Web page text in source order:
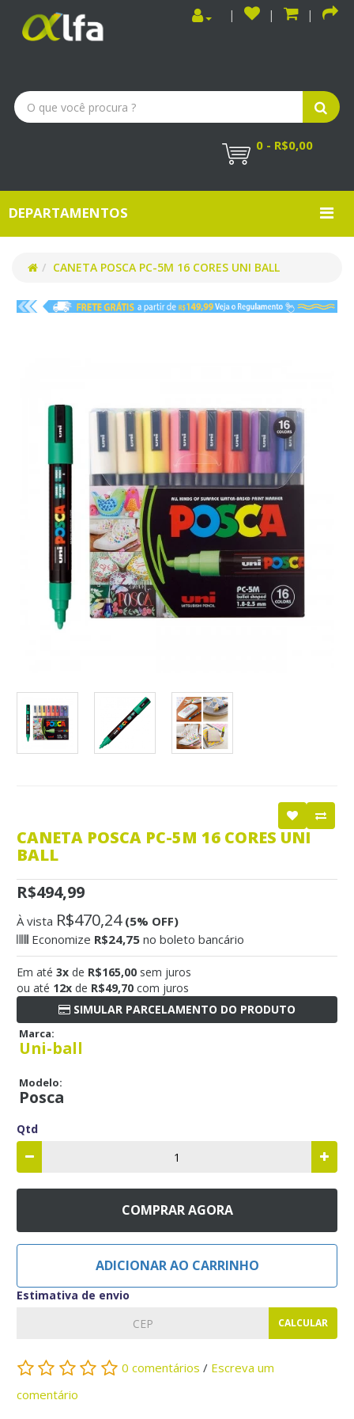
0 - R$0,00
DEPARTAMENTOS
CANETA POSCA PC-5M 16 CORES UNI BALL
CANETA POSCA PC-5M 16 CORES UNI
BALL
R$494,99
À vista R$470,24 (5% OFF)
Economize R$24,75 no boleto bancário
Em até 3x de R$165,00 sem juros
ou até 12x de R$49,70 com juros
SIMULAR PARCELAMENTO DO PRODUTO
Marca:
Uni-ball
Modelo:
Posca
Qtd
COMPRAR AGORA
ADICIONAR AO CARRINHO
Estimativa de envio
CALCULAR
0 comentários / Escreva um
comentário